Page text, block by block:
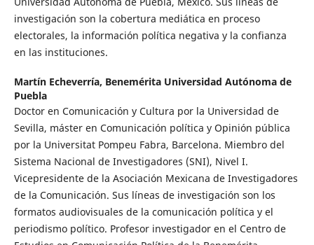
investigación son la cobertura mediática en proceso
electorales, la información política negativa y la confianza
en las instituciones.
Martín Echeverría, Benemérita Universidad Autónoma de
Puebla
Doctor en Comunicación y Cultura por la Universidad de
Sevilla, máster en Comunicación política y Opinión pública
por la Universitat Pompeu Fabra, Barcelona. Miembro del
Sistema Nacional de Investigadores (SNI), Nivel I.
Vicepresidente de la Asociación Mexicana de Investigadores
de la Comunicación. Sus líneas de investigación son los
formatos audiovisuales de la comunicación política y el
periodismo político. Profesor investigador en el Centro de